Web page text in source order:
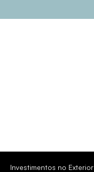
Investimentos no Exterior